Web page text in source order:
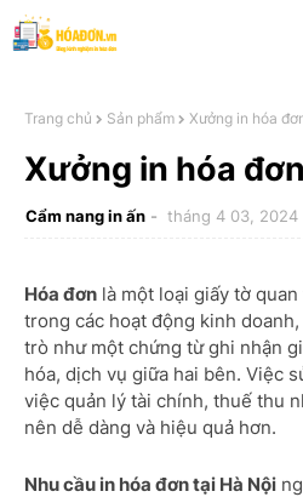
Trang chủ Sản phẩm Xưởng in hóa
Xưởng in hóa
Cẩm nang in ấn tháng 4 03, 2024
Hóa đơn là một loại giấy tờ
trong các hoạt động kinh
trò như một chứng từ ghi nhận
hóa, dịch vụ giữa hai bên. Việc
việc quản lý tài chính, thuế thu
nên dễ dàng và hiệu quả hơn.
Nhu cầu in hóa đơn tại Hà Nội